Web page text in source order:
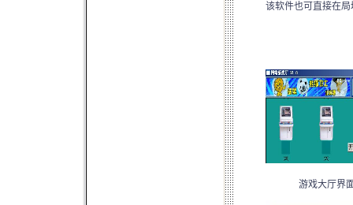
该软件也可直接在局
游戏大厅